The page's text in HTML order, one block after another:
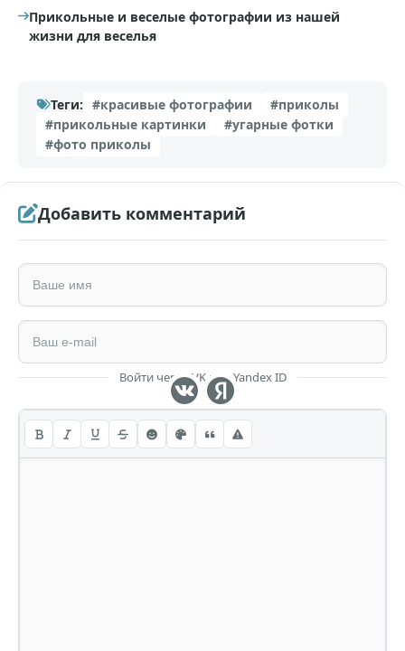
Прикольные и веселые фотографии из нашей
жизни для веселья
Теги: #красивые фотографии
#приколы
#прикольные картинки
#угарные фотки
#фото приколы
Добавить комментарий
Войти через VK или Yandex ID